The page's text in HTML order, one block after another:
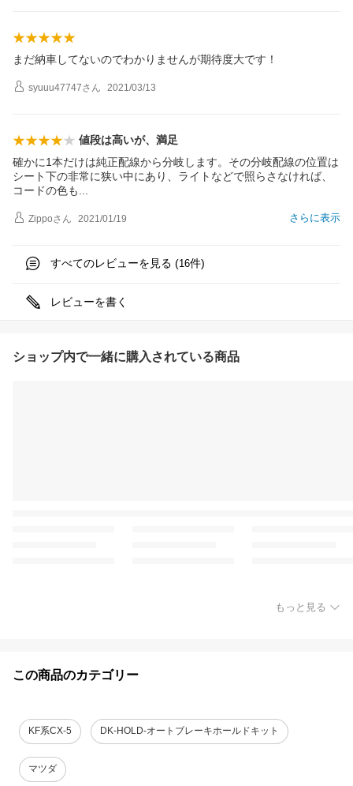
まだ納車してないのでわかりませんが期待度大です！
syuuu47747さん 2021/03/13
値段は高いが、満足
確かに1本だけは純正配線から分岐します。その分岐配線の位置は
シート下の非常に狭い中にあり、ライトなどで照らさなければ、
コードの色も
さらに表示
Zippoさん 2021/01/19
すべてのレビューを見る (16件)
レビューを書く
ショップ内で一緒に購入されている商品
もっと見る
この商品のカテゴリー
KF系CX-5 DK-HOLD-オートブレーキホールドキット
マツダ